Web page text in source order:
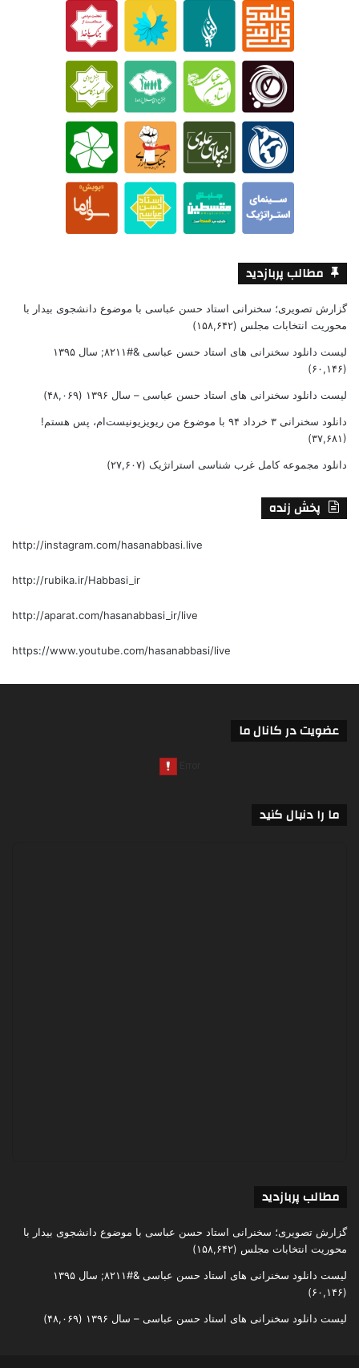
مطالب پربازدید
گزارش تصویری؛ سخنرانی استاد حسن عباسی با موضوع دانشجوی بیدار با
محوریت انتخابات مجلس (۱۵۸,۶۴۲)
لیست دانلود سخنرانی های استاد حسن عباسی &#۸۲۱۱; سال ۱۳۹۵
(۶۰,۱۴۶)
لیست دانلود سخنرانی های استاد حسن عباسی – سال ۱۳۹۶ (۴۸,۰۶۹)
دانلود سخنرانی ۳ خرداد ۹۴ با موضوع من ریویزیونیست‌ام، پس هستم!
(۳۷,۶۸۱)
دانلود مجموعه کامل غرب شناسی استراتژیک (۲۷,۶۰۷)
پخش زنده
http://instagram.com/hasanabbasi.live
http://rubika.ir/Habbasi_ir
http://aparat.com/hasanabbasi_ir/live
https://www.youtube.com/hasanabbasi/live
عضویت در کانال ما
ما را دنبال کنید
مطالب پربازدید
گزارش تصویری؛ سخنرانی استاد حسن عباسی با موضوع دانشجوی بیدار با
محوریت انتخابات مجلس (۱۵۸,۶۴۲)
لیست دانلود سخنرانی های استاد حسن عباسی &#۸۲۱۱; سال ۱۳۹۵
(۶۰,۱۴۶)
لیست دانلود سخنرانی های استاد حسن عباسی – سال ۱۳۹۶ (۴۸,۰۶۹)